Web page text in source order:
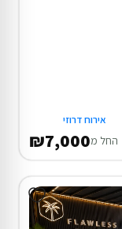
אירוח דרוזי
החל מ₪7,000